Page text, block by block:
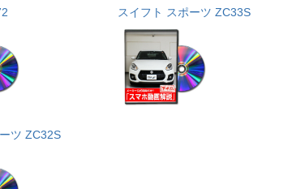
スイフト スポーツ ZC33S
ツ ZC32S